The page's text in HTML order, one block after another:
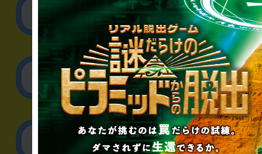
リアル脱出ゲーム制作
取材に関するお
その他のご相談／